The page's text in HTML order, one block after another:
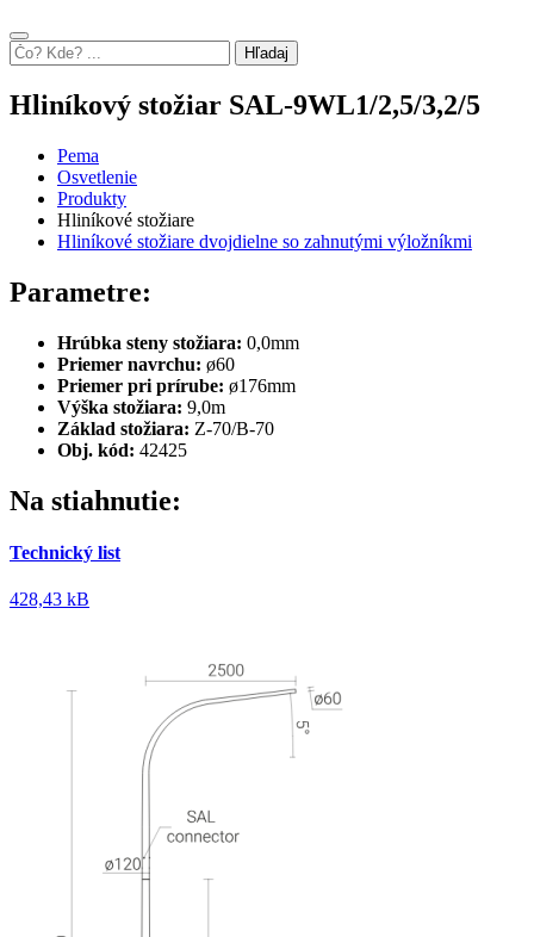
Hľadaj
Hliníkový stožiar SAL-9WL1/2,5/3,2/5
Pema
Osvetlenie
Produkty
Hliníkové stožiare
Hliníkové stožiare dvojdielne so zahnutými výložníkmi
Parametre:
Hrúbka steny stožiara: 0,0mm
Priemer navrchu: ø60
Priemer pri prírube: ø176mm
Výška stožiara: 9,0m
Základ stožiara: Z-70/B-70
Obj. kód: 42425
Na stiahnutie:
Technický list
428,43 kB